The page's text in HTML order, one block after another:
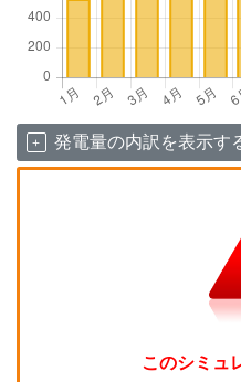
発電量の内訳を表示す
このシミュ